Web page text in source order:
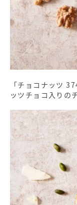
「チョコナッツ
ッツチョコ入りの